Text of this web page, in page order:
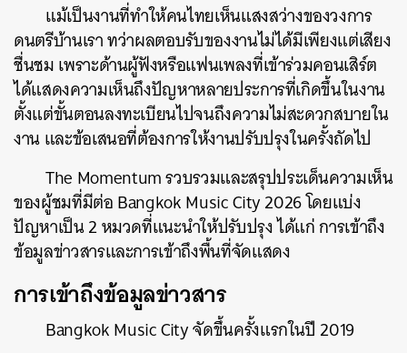
แม้เป็นงานที่ทำให้คนไทยเห็นแสงสว่างของวงการ
ดนตรีบ้านเรา ทว่าผลตอบรับของงานไม่ได้มีเพียงแต่เสียง
ชื่นชม เพราะด้านผู้ฟังหรือแฟนเพลงที่เข้าร่วมคอนเสิร์ต
ได้แสดงความเห็นถึงปัญหาหลายประการที่เกิดขึ้นในงาน
ตั้งแต่ขั้นตอนลงทะเบียนไปจนถึงความไม่สะดวกสบายใน
งาน และข้อเสนอที่ต้องการให้งานปรับปรุงในครั้งถัดไป
The Momentum รวบรวมและสรุปประเด็นความเห็น
ของผู้ชมที่มีต่อ Bangkok Music City 2026 โดยแบ่ง
ปัญหาเป็น 2 หมวดที่แนะนำให้ปรับปรุง ได้แก่ การเข้าถึง
ข้อมูลข่าวสารและการเข้าถึงพื้นที่จัดแสดง
การเข้าถึงข้อมูลข่าวสาร
Bangkok Music City จัดขึ้นครั้งแรกในปี 2019